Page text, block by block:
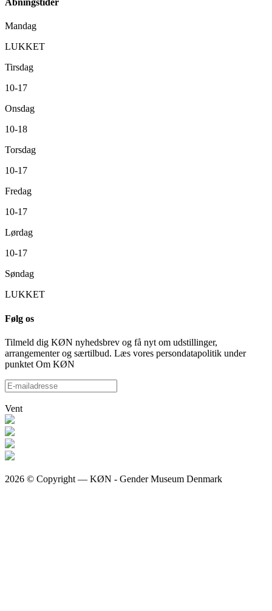
Åbningstider
Mandag
LUKKET
Tirsdag
10-17
Onsdag
10-18
Torsdag
10-17
Fredag
10-17
Lørdag
10-17
Søndag
LUKKET
Følg os
Tilmeld dig KØN nyhedsbrev og få nyt om udstillinger,
arrangementer og særtilbud. Læs vores persondatapolitik under
punktet Om KØN
Vent
2026 © Copyright — KØN - Gender Museum Denmark